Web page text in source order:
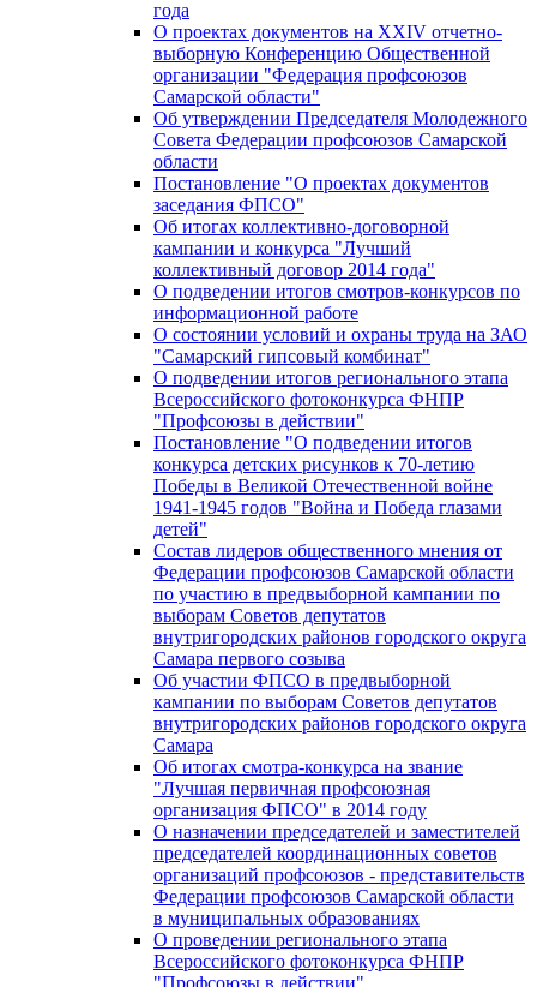
года
О проектах документов на XXIV отчетно-
выборную Конференцию Общественной
организации "Федерация профсоюзов
Самарской области"
Об утверждении Председателя Молодежного
Совета Федерации профсоюзов Самарской
области
Постановление "О проектах документов
заседания ФПСО"
Об итогах коллективно-договорной
кампании и конкурса "Лучший
коллективный договор 2014 года"
О подведении итогов смотров-конкурсов по
информационной работе
О состоянии условий и охраны труда на ЗАО
"Самарский гипсовый комбинат"
О подведении итогов регионального этапа
Всероссийского фотоконкурса ФНПР
"Профсоюзы в действии"
Постановление "О подведении итогов
конкурса детских рисунков к 70-летию
Победы в Великой Отечественной войне
1941-1945 годов "Война и Победа глазами
детей"
Состав лидеров общественного мнения от
Федерации профсоюзов Самарской области
по участию в предвыборной кампании по
выборам Советов депутатов
внутригородских районов городского округа
Самара первого созыва
Об участии ФПСО в предвыборной
кампании по выборам Советов депутатов
внутригородских районов городского округа
Самара
Об итогах смотра-конкурса на звание
"Лучшая первичная профсоюзная
организация ФПСО" в 2014 году
О назначении председателей и заместителей
председателей координационных советов
организаций профсоюзов - представительств
Федерации профсоюзов Самарской области
в муниципальных образованиях
О проведении регионального этапа
Всероссийского фотоконкурса ФНПР
"Профсоюзы в действии"